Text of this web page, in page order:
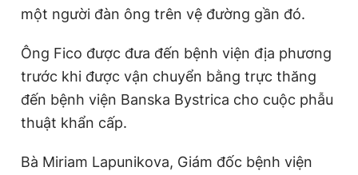
một người đàn ông trên vệ đường gần đó.
Ông Fico được đưa đến bệnh viện địa phương
trước khi được vận chuyển bằng trực thăng
đến bệnh viện Banska Bystrica cho cuộc phẫu
thuật khẩn cấp.
Bà Miriam Lapunikova, Giám đốc bệnh viện